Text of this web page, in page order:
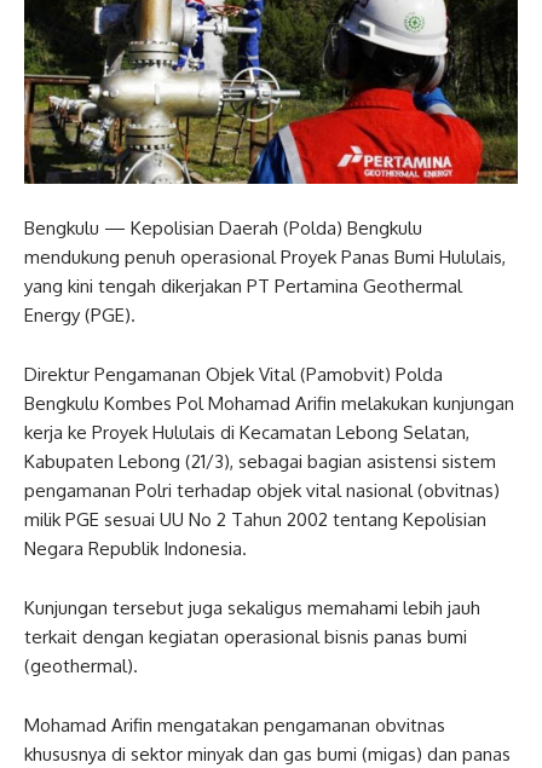
Bengkulu — Kepolisian Daerah (Polda) Bengkulu
mendukung penuh operasional Proyek Panas Bumi Hululais,
yang kini tengah dikerjakan PT Pertamina Geothermal
Energy (PGE).
Direktur Pengamanan Objek Vital (Pamobvit) Polda
Bengkulu Kombes Pol Mohamad Arifin melakukan kunjungan
kerja ke Proyek Hululais di Kecamatan Lebong Selatan,
Kabupaten Lebong (21/3), sebagai bagian asistensi sistem
pengamanan Polri terhadap objek vital nasional (obvitnas)
milik PGE sesuai UU No 2 Tahun 2002 tentang Kepolisian
Negara Republik Indonesia.
Kunjungan tersebut juga sekaligus memahami lebih jauh
terkait dengan kegiatan operasional bisnis panas bumi
(geothermal).
Mohamad Arifin mengatakan pengamanan obvitnas
khususnya di sektor minyak dan gas bumi (migas) dan panas